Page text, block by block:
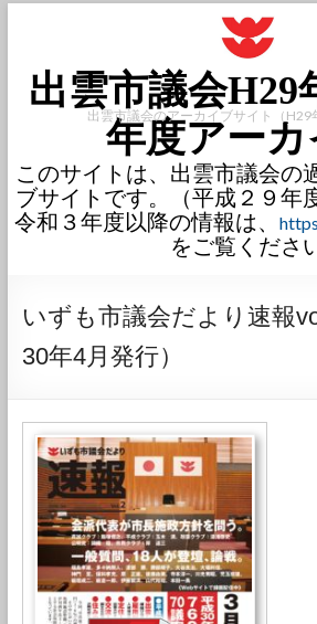
出雲市議会H29
年度アー
出雲市議会のアーカイブサイト（H29
このサイトは、出雲市議会の
ブサイトです。（平成２９年
令和３年度以降の情報は、
をご覧くださ
いずも市議会だより速報
30年4月発行）